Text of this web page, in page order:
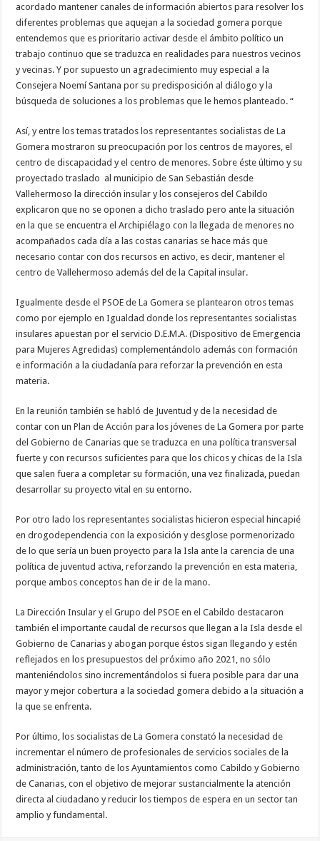
acordado mantener canales de información abiertos para resolver los
diferentes problemas que aquejan a la sociedad gomera porque
entendemos que es prioritario activar desde el ámbito político un
trabajo continuo que se traduzca en realidades para nuestros vecinos
y vecinas. Y por supuesto un agradecimiento muy especial a la
Consejera Noemí Santana por su predisposición al diálogo y la
búsqueda de soluciones a los problemas que le hemos planteado. “
Así, y entre los temas tratados los representantes socialistas de La
Gomera mostraron su preocupación por los centros de mayores, el
centro de discapacidad y el centro de menores. Sobre éste último y su
proyectado traslado al municipio de San Sebastián desde
Vallehermoso la dirección insular y los consejeros del Cabildo
explicaron que no se oponen a dicho traslado pero ante la situación
en la que se encuentra el Archipiélago con la llegada de menores no
acompañados cada día a las costas canarias se hace más que
necesario contar con dos recursos en activo, es decir, mantener el
centro de Vallehermoso además del de la Capital insular.
Igualmente desde el PSOE de La Gomera se plantearon otros temas
como por ejemplo en Igualdad donde los representantes socialistas
insulares apuestan por el servicio D.E.M.A. (Dispositivo de Emergencia
para Mujeres Agredidas) complementándolo además con formación
e información a la ciudadanía para reforzar la prevención en esta
materia.
En la reunión también se habló de Juventud y de la necesidad de
contar con un Plan de Acción para los jóvenes de La Gomera por parte
del Gobierno de Canarias que se traduzca en una política transversal
fuerte y con recursos suficientes para que los chicos y chicas de la Isla
que salen fuera a completar su formación, una vez finalizada, puedan
desarrollar su proyecto vital en su entorno.
Por otro lado los representantes socialistas hicieron especial hincapié
en drogodependencia con la exposición y desglose pormenorizado
de lo que sería un buen proyecto para la Isla ante la carencia de una
política de juventud activa, reforzando la prevención en esta materia,
porque ambos conceptos han de ir de la mano.
La Dirección Insular y el Grupo del PSOE en el Cabildo destacaron
también el importante caudal de recursos que llegan a la Isla desde el
Gobierno de Canarias y abogan porque éstos sigan llegando y estén
reflejados en los presupuestos del próximo año 2021, no sólo
manteniéndolos sino incrementándolos si fuera posible para dar una
mayor y mejor cobertura a la sociedad gomera debido a la situación a
la que se enfrenta.
Por último, los socialistas de La Gomera constató la necesidad de
incrementar el número de profesionales de servicios sociales de la
administración, tanto de los Ayuntamientos como Cabildo y Gobierno
de Canarias, con el objetivo de mejorar sustancialmente la atención
directa al ciudadano y reducir los tiempos de espera en un sector tan
amplio y fundamental.
Estadísticas
Para que
podamos
funcionalidad
y estructura
de la web, en
se usa la
Experiencia
Para que
nuestra web
funcione lo
mejor posible
durante tu
visita. Si
rechaza estas
cookies,
desaparecerán
de la web.
Marketing
intereses y
nuestro sitio,
aumentas la
posibilidad de
ver contenido y
ofertas
personalizados.